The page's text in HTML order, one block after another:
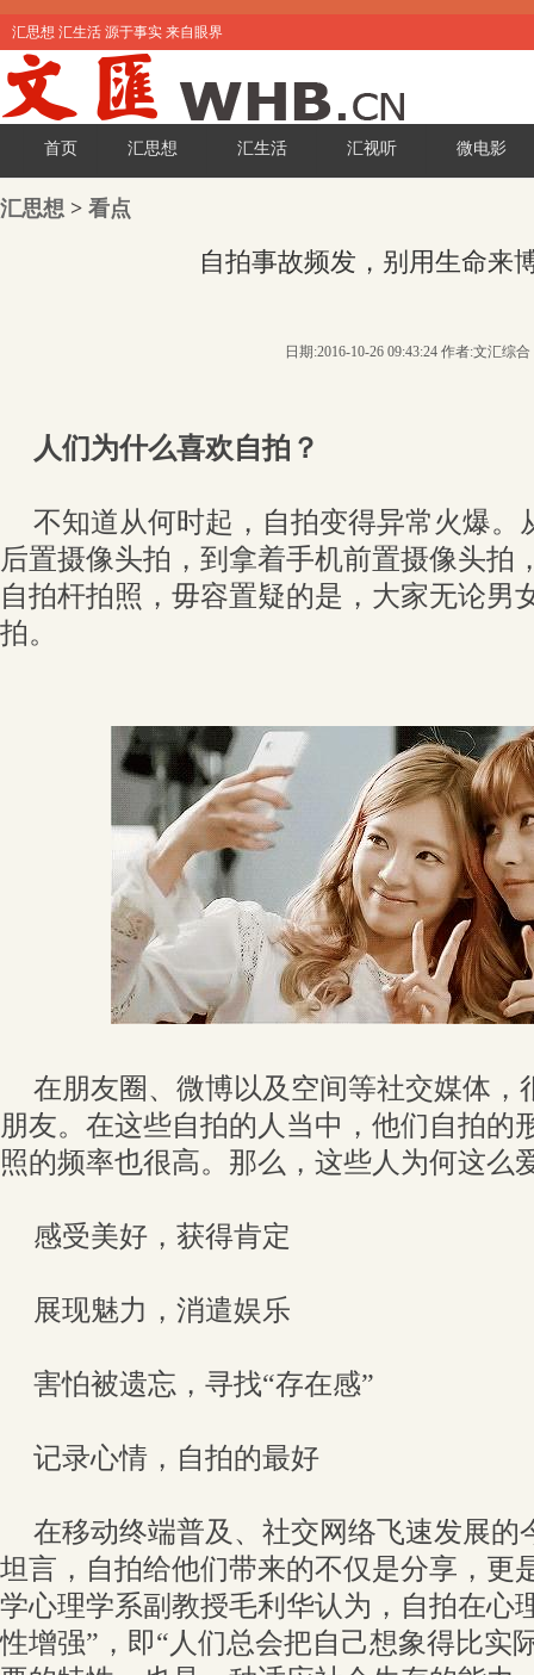
汇思想 汇生活 源于事实 来自眼界
首页 汇思想 汇生活 汇视听 微电影
汇思想 > 看点
自拍事故频发，别用生命来
日期:2016-10-26 09:43:24 作者:文汇综合
人们为什么喜欢自拍？
不知道从何时起，自拍变得异常火爆。
后置摄像头拍，到拿着手机前置摄像头拍
自拍杆拍照，毋容置疑的是，大家无论男
拍。
在朋友圈、微博以及空间等社交媒体，
朋友。在这些自拍的人当中，他们自拍的
照的频率也很高。那么，这些人为何这么
感受美好，获得肯定
展现魅力，消遣娱乐
害怕被遗忘，寻找“存在感”
记录心情，自拍的最好
在移动终端普及、社交网络飞速发展的
坦言，自拍给他们带来的不仅是分享，更
学心理学系副教授毛利华认为，自拍在心
性增强”，即“人们总会把自己想象得比实